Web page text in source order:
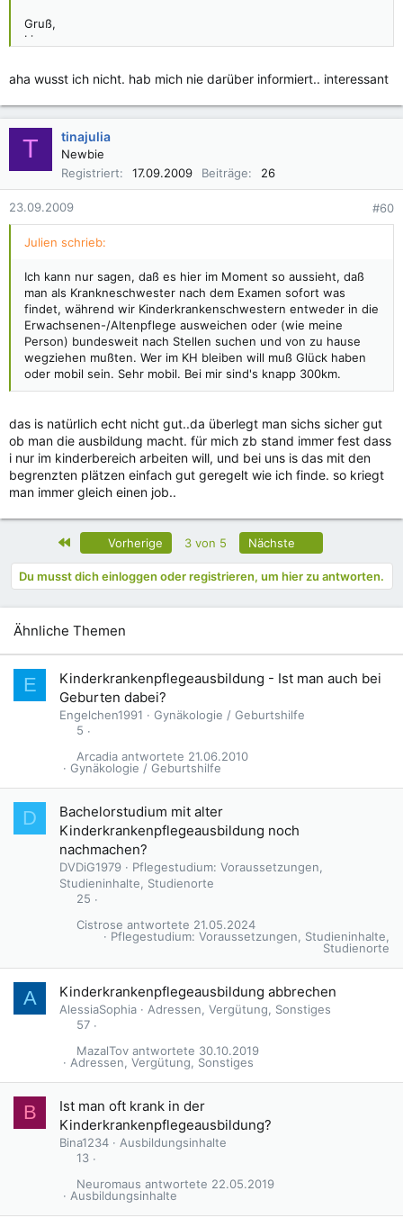
Gruß,
Lin
Edit: Hab nochmal gegoogelt, diese Ausbildung heißt Diplom-
Sozialbetreuerinnen/Altenarbeit.
aha wusst ich nicht. hab mich nie darüber informiert.. interessant
T tinajulia
Newbie
Registriert
17.09.2009 Beiträge 26
23.09.2009 #60
Julien schrieb:
Ich kann nur sagen, daß es hier im Moment so aussieht, daß
man als Krankneschwester nach dem Examen sofort was
findet, während wir Kinderkrankenschwestern entweder in die
Erwachsenen-/Altenpflege ausweichen oder (wie meine
Person) bundesweit nach Stellen suchen und von zu hause
wegziehen mußten. Wer im KH bleiben will muß Glück haben
oder mobil sein. Sehr mobil. Bei mir sind's knapp 300km.
das is natürlich echt nicht gut..da überlegt man sichs sicher gut
ob man die ausbildung macht. für mich zb stand immer fest dass
i nur im kinderbereich arbeiten will, und bei uns is das mit den
begrenzten plätzen einfach gut geregelt wie ich finde. so kriegt
man immer gleich einen job..
Vorherige 3 von 5 Nächste
Du musst dich einloggen oder registrieren, um hier zu antworten.
Ähnliche Themen
E
Kinderkrankenpflegeausbildung - Ist man auch bei
Geburten dabei?
Engelchen1991
Gynäkologie / Geburtshilfe
5
Gynäkologie / Geburtshilfe
21.06.2010
Arcadia
D
Bachelorstudium mit alter
Kinderkrankenpflegeausbildung noch
nachmachen?
DVDiG1979
Pflegestudium: Voraussetzungen,
Studieninhalte, Studienorte
25
Pflegestudium: Voraussetzungen, Studieninhalte,
Studienorte
21.05.2024
Cistrose
A Kinderkrankenpflegeausbildung abbrechen
AlessiaSophia
Adressen, Vergütung, Sonstiges
57
Adressen, Vergütung, Sonstiges
30.10.2019
MazalTov
B
Ist man oft krank in der
Kinderkrankenpflegeausbildung?
Bina1234
Ausbildungsinhalte
13
Ausbildungsinhalte
22.05.2019
Neuromaus